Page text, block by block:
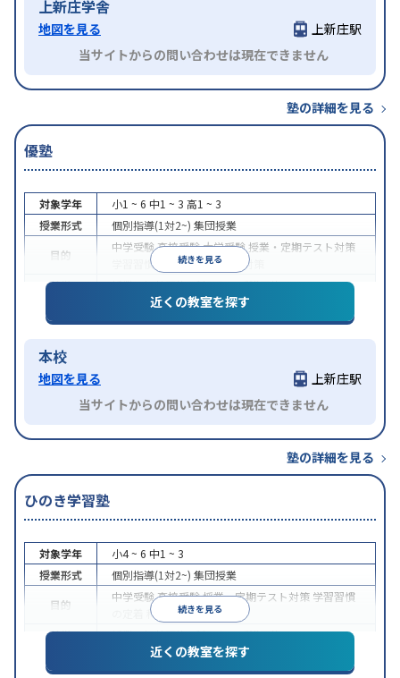
上新庄学舎
地図を見る
上新庄駅
当サイトからの問い合わせは現在できません
塾の詳細を見る
優塾
続きを見る
対象学年 小1 ~ 6 中1 ~ 3 高1 ~ 3
授業形式
個別指導(1対2~) 集団授業
目的
中学受験高校受験大学受験 授業・定期テスト対策
学習習慣の定着科目別特化対策
特徴
授業の振替可能1科目から受講可能
近くの教室を探す
本校
地図を見る
上新庄駅
当サイトからの問い合わせは現在できません
塾の詳細を見る
ひのき学習塾
続きを見る
対象学年 小4 ~ 6 中1 ~ 3
授業形式
個別指導(1対2~) 集団授業
目的
中学受験高校受験授業・定期テスト対策 学習習慣
科目別特化対策
特徴
授業の振替可能1科目から受講可能
近くの教室を探す